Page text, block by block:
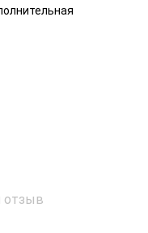
отзыв